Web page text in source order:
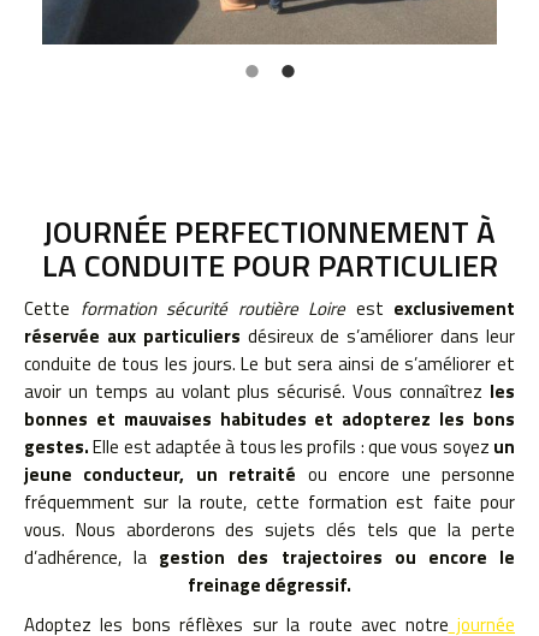
JOURNÉE PERFECTIONNEMENT À
LA CONDUITE POUR PARTICULIER
Cette formation sécurité routière Loireest exclusivement
réservée aux particuliers désireux de s’améliorer dans leur
conduite de tous les jours. Le but sera ainsi de s’améliorer et
avoir un temps au volant plus sécurisé. Vous connaîtrez les
bonnes et mauvaises habitudes et adopterez les bons
gestes.Elle est adaptée à tous les profils : que vous soyez un
jeune conducteur, un retraité ou encore une personne
fréquemment sur la route, cette formation est faite pour
vous. Nous aborderons des sujets clés tels que la perte
d’adhérence, la gestion des trajectoires ou encore le
freinage dégressif.
Adoptez les bons réflèxes sur la route avec notre journée